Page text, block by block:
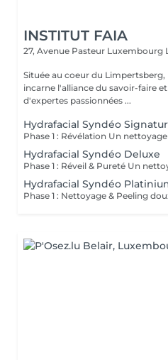
INSTITUT FAIA
27, Avenue Pasteur Luxembourg
Située au coeur du
incarne l'alliance du savoir-faire et de
d'expertes passionnées ...
Hydrafacial Syndéo
Hydrafacial Syndéo Deluxe
Hydrafacial Syndéo